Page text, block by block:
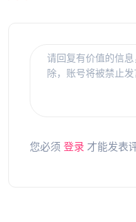
您必须 登录 才能发表